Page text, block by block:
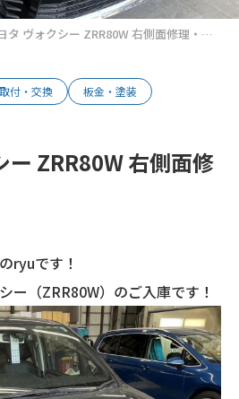
タ ヴォクシー ZRR80W 右側面修理・交
取付・交換 板金・塗装
ー ZRR80W 右側面修
ryuです！
ー（ZRR80W）のご入庫です！